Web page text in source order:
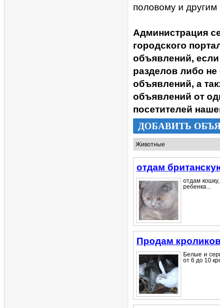
половому и другим
Администрация
городского
объявлений,
разделов либо
объявлений, а
объявлений от
посетителей
ДОБАВИТЬ
отдам
отдам
ребенка...
Продам
Белые и
от 6 до 10